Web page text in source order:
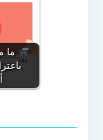
ما